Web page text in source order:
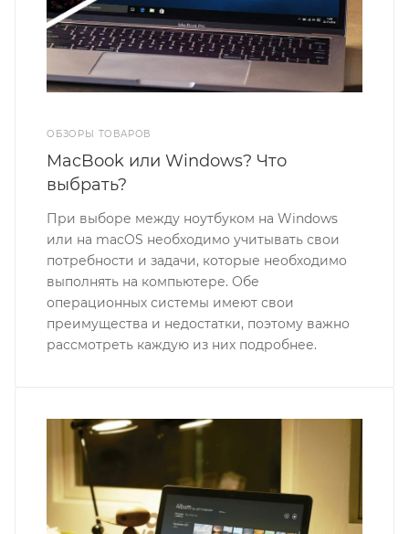
ОБЗОРЫ ТОВАРОВ
MacBook или Windows? Что
выбрать?
При выборе между ноутбуком на Windows
или на macOS необходимо учитывать свои
потребности и задачи, которые необходимо
выполнять на компьютере. Обе
операционных системы имеют свои
преимущества и недостатки, поэтому важно
рассмотреть каждую из них подробнее.